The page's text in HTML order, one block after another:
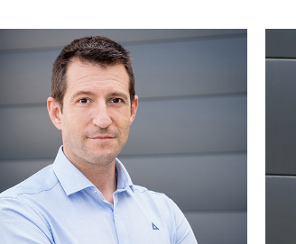
Técnico con más de 18 años de
experiencia en grandes
constructoras a pie de obra. Plena
orientación al cliente, con carácter
empático, detallista y preocupado.
Compagina su profesión con sus